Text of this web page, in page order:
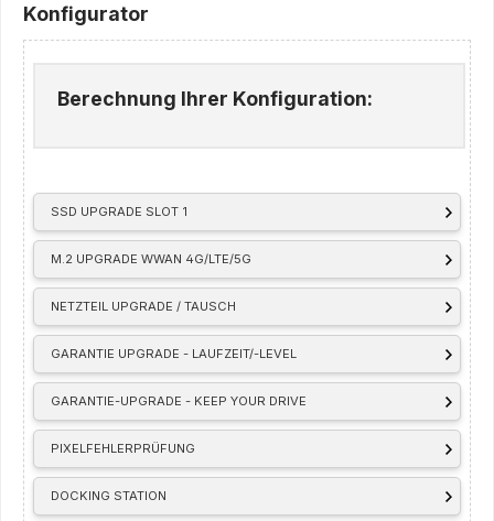
Konfigurator
SSD UPGRADE SLOT 1
M.2 UPGRADE WWAN 4G/LTE/5G
NETZTEIL UPGRADE / TAUSCH
GARANTIE UPGRADE - LAUFZEIT/-LEVEL
GARANTIE-UPGRADE - KEEP YOUR DRIVE
PIXELFEHLERPRÜFUNG
DOCKING STATION
Berechnung Ihrer Konfiguration: